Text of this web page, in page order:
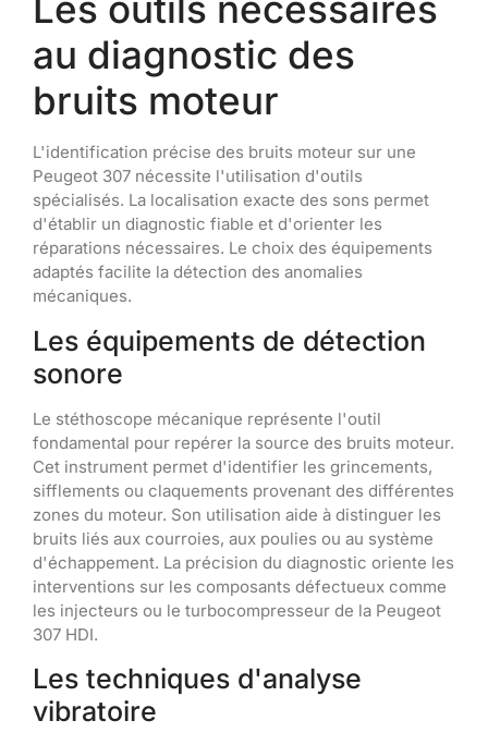
au diagnostic des
bruits moteur
L'identification précise des bruits moteur sur une
Peugeot 307 nécessite l'utilisation d'outils
spécialisés. La localisation exacte des sons permet
d'établir un diagnostic fiable et d'orienter les
réparations nécessaires. Le choix des équipements
adaptés facilite la détection des anomalies
mécaniques.
Les équipements de détection
sonore
Le stéthoscope mécanique représente l'outil
fondamental pour repérer la source des bruits moteur.
Cet instrument permet d'identifier les grincements,
sifflements ou claquements provenant des différentes
zones du moteur. Son utilisation aide à distinguer les
bruits liés aux courroies, aux poulies ou au système
d'échappement. La précision du diagnostic oriente les
interventions sur les composants défectueux comme
les injecteurs ou le turbocompresseur de la Peugeot
307 HDI.
Les techniques d'analyse
vibratoire